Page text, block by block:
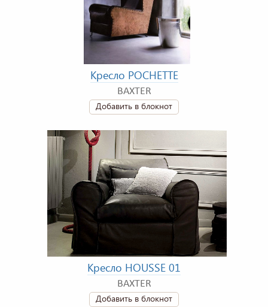
Кресло POCHETTE
BAXTER
Добавить в блокнот
Кресло HOUSSE 01
BAXTER
Добавить в блокнот